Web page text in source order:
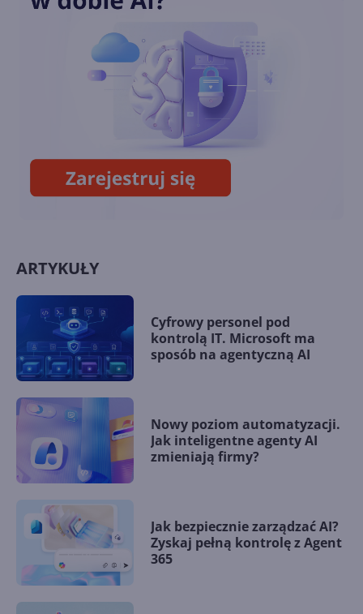
Onex Day - 3. edycja
Zapraszamy na darmowe
warsztaty: Jak zadbać o
bezpieczeństwo informacji w
Microsoft 365 i Copilot
ARTYKUŁY
Cyfrowy personel pod
kontrolą IT. Microsoft ma
sposób na agentyczną AI
Nowy poziom automatyzacji.
Jak inteligentne agenty AI
zmieniają firmy?
Jak bezpiecznie zarządzać AI?
Zyskaj pełną kontrolę z Agent
365